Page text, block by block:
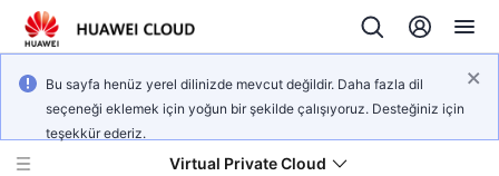
Bu sayfa henüz yerel dilinizde mevcut değildir. Daha fazla dil
seçeneği eklemek için yoğun bir şekilde çalışıyoruz. Desteğiniz için
teşekkür ederiz.
Virtual Private Cloud